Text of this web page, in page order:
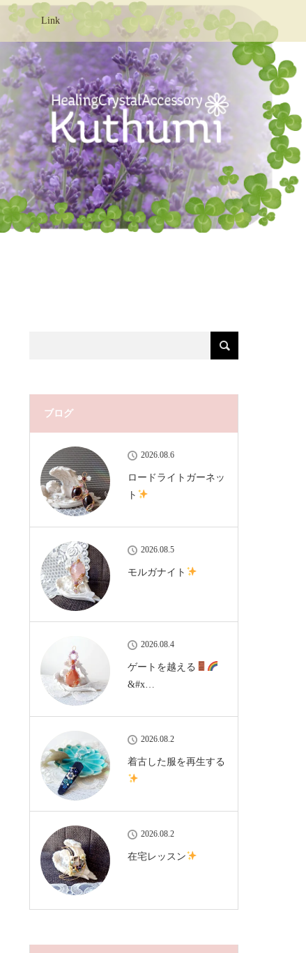
Link
ブログ
2026.08.6
ロードライトガーネッ
ト
2026.08.5
モルガナイト
2026.08.4
ゲートを越える
&#x…
2026.08.2
着古した服を再生する
2026.08.2
在宅レッスン